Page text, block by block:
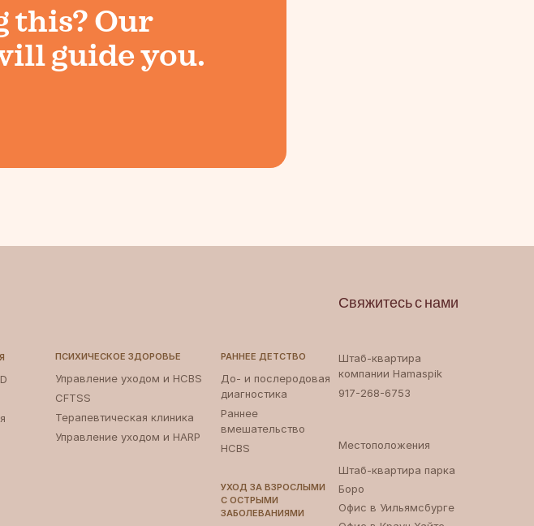
this? Our
guide you.
ПСИХИЧЕСКОЕ ЗДОРОВЬЕ
Управление уходом и HCBS
CFTSS
Терапевтическая клиника
Управление уходом и HARP
РАННЕЕ ДЕТСТВО
До- и послеродовая
диагностика
Раннее
вмешательство
HCBS
УХОД ЗА ВЗРОСЛЫМИ
С ОСТРЫМИ
ЗАБОЛЕВАНИЯМИ
Свяжитесь с нами
Штаб-квартира
компании Hamaspik
917-268-6753
Местоположения
Штаб-квартира парка
Боро ‍
Офис в Уильямсбурге